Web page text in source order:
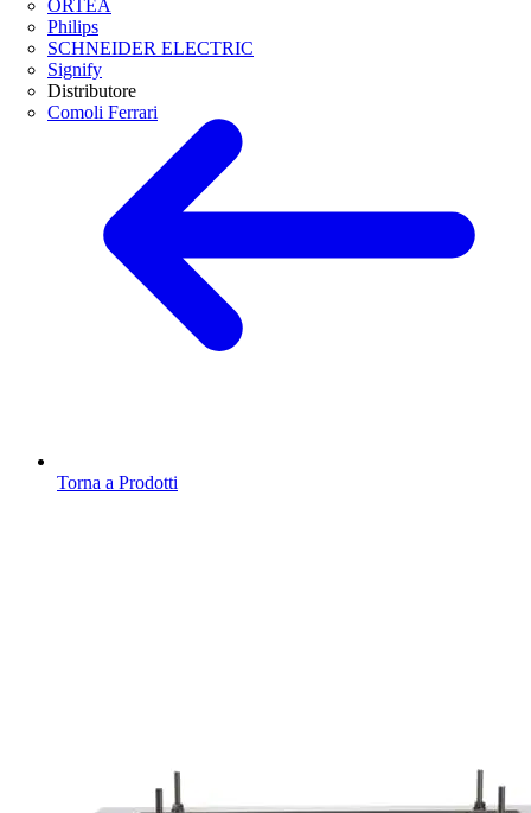
ORTEA
Philips
SCHNEIDER ELECTRIC
Signify
Distributore
Comoli Ferrari
Torna a Prodotti